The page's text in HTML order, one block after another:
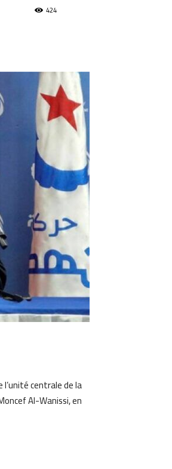
424
centrale de la
Al-Wanissi, en